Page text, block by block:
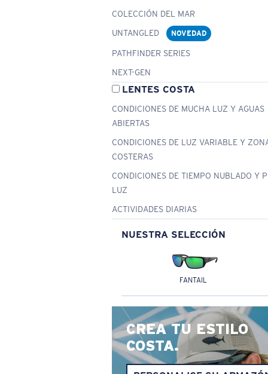
COLECCIÓN DEL MAR
UNTANGLED
NOVEDAD
PATHFINDER SERIES
NEXT-GEN
LENTES COSTA
CONDICIONES DE MUCHA LUZ Y AGUAS
ABIERTAS
CONDICIONES DE LUZ VARIABLE Y
COSTERAS
CONDICIONES DE TIEMPO NUBLADO Y
LUZ
ACTIVIDADES DIARIAS
NUESTRA SELECCIÓN
FANTAIL
CREA TU ESTILO
COSTA.